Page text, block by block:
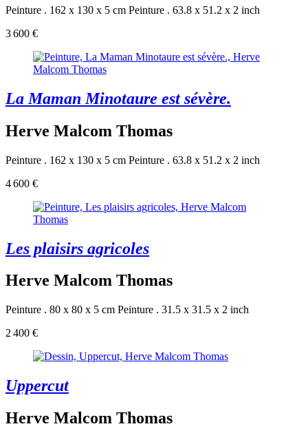
Peinture . 162 x 130 x 5 cm Peinture . 63.8 x 51.2 x 2 inch
3 600 €
La Maman Minotaure est sévère.
Herve Malcom Thomas
Peinture . 162 x 130 x 5 cm Peinture . 63.8 x 51.2 x 2 inch
4 600 €
Les plaisirs agricoles
Herve Malcom Thomas
Peinture . 80 x 80 x 5 cm Peinture . 31.5 x 31.5 x 2 inch
2 400 €
Uppercut
Herve Malcom Thomas